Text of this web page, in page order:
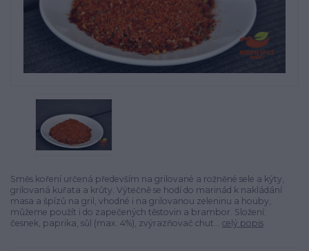
Směs koření určená především na grilované a rožněné sele a kýty,
grilovaná kuřata a krůty. Výtečně se hodí do marinád k nakládání
masa a špízů na gril, vhodné i na grilovanou zeleninu a houby,
můžeme použít i do zapečených těstovin a brambor. Složení:
česnek, paprika, sůl (max. 4%), zvýrazňovač chut... celý popis